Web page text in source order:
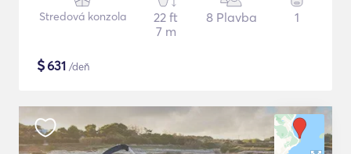
Stredová konzola
22 ft
7 m
8 Plavba 1
$631 /deň